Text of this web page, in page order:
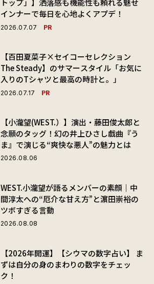
トップ」】洒落感も機能性も頼れる魅せ
インナーで毎日を心地よくアプデ！
2026.07.07 PR
【百田夏菜子×セイコーセレクション
The Steady】のサマースタイル「お気に
入りのTシャツと最高の時計と。」
2026.07.17 PR
【小瀧望(WEST.）】演出・藤田俊太郎と
念願のタッグ！幻の井上ひさし戯曲『う
ま』で演じる“爽快な悪人”の魅力とは
2026.08.06
WEST.小瀧望が語るメンバーの素顔｜中
間淳太への“厄介な甘え方”と濵田崇裕の
ツボすぎる言動
2026.08.08
【2026年開運】【シウマの数字占い】 ま
ずは自分の身のまわりの数字をチェッ
ク！